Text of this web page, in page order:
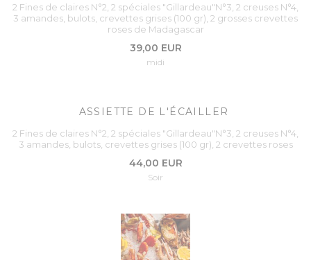
2 Fines de claires N°2, 2 spéciales "Gillardeau"N°3, 2 creuses N°4,
3 amandes, bulots, crevettes grises (100 gr), 2 grosses crevettes
roses de Madagascar
39,00 EUR
midi
ASSIETTE DE L'ÉCAILLER
2 Fines de claires N°2, 2 spéciales "Gillardeau"N°3, 2 creuses N°4,
3 amandes, bulots, crevettes grises (100 gr), 2 crevettes roses
44,00 EUR
Soir